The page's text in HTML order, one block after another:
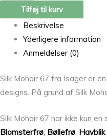
Tilføj til kurv
Beskrivelse
Yderligere information
Anmeldelser (0)
Silk Mohair 67 fra Isager er
designs. På grund af Silk
Silk Mohair 67 har ikke kun
Blomsterfrø, Bøllefrø, Havblik